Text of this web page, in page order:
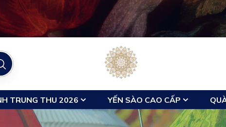
TRUNG THU 2026 YẾN SÀO CAO CẤP